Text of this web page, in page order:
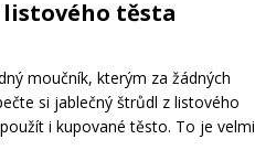
listového těsta
moučník, kterým za žádných
si jablečný štrůdl z listového
i kupované těsto. To je velmi